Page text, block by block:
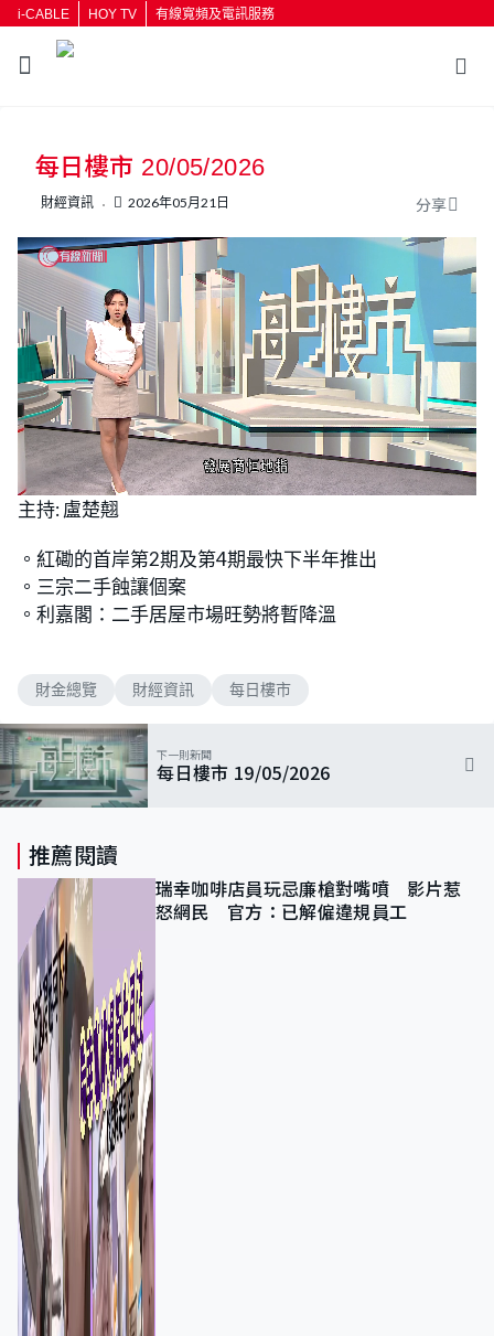
i-CABLE HOY TV 有線寬頻及電訊服務
每日樓市 20/05/2026
財經資訊 2026年05月21日 分享
U
n
m
u
e
L
o
:
1
.
3
4
主持: 盧楚翹
。紅磡的首岸第2期及第4期最快下半年推出
。三宗二手蝕讓個案
。利嘉閣：二手居屋市場旺勢將暫降溫
財金總覽 財經資訊 每日樓市
下一則新聞
每日樓市 19/05/2026
推薦閱讀
瑞幸咖啡店員玩忌廉槍對嘴噴 影片惹
怒網民 官方：已解僱違規員工